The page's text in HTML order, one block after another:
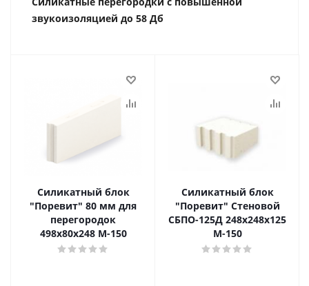
звукоизоляцией до 58 Дб
Силикатный блок
"Поревит" 80 мм для
перегородок
498х80х248 М-150
Силикатный блок
"Поревит" Стеновой
СБПО-125Д 248х248х125
М-150